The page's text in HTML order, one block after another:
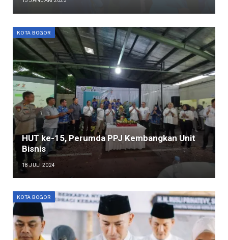
KOTA BOGOR
HUT ke-15, Perumda PPJ Kembangkan Unit
Bisnis
18 JULI 2024
KOTA BOGOR